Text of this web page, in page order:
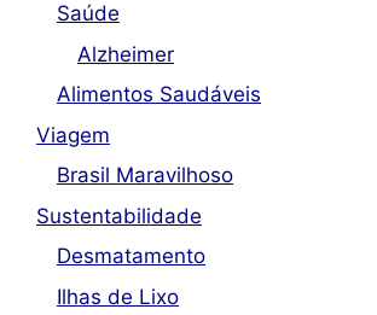
Saúde
Alzheimer
Alimentos Saudáveis
Viagem
Brasil Maravilhoso
Sustentabilidade
Desmatamento
Ilhas de Lixo